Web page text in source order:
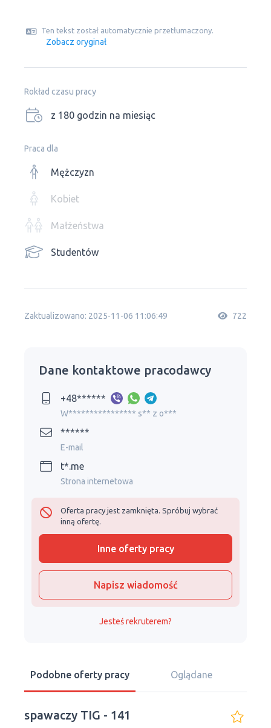
Ten tekst został automatycznie przetłumaczony.
Zobacz oryginał
Rokład czasu pracy
z 180 godzin na miesiąc
Praca dla
Mężczyzn
Kobiet
Małżeństwa
Studentów
Zaktualizowano: 2025-11-06 11:06:49 722
Dane kontaktowe pracodawcy
+48******
W**************** s** z o***
******
E-mail
t*.me
Strona internetowa
Oferta pracy jest zamknięta. Spróbuj wybrać
inną ofertę.
Inne oferty pracy
Napisz wiadomość
Jesteś rekruterem?
Podobne oferty pracy Oglądane
spawaczy TIG - 141